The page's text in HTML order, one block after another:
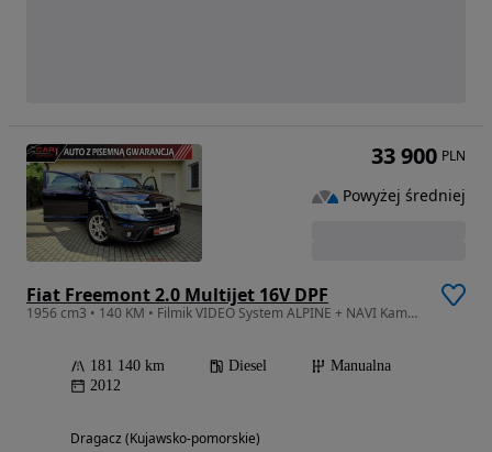
Fiat Freemont 2.0 Multijet 16V DPF
1956 cm3 • 140 KM • Filmik VIDEO System ALPINE + NAVI Kamera Zadbany
181 140 km Diesel
Manualna
2012
Dragacz (Kujawsko-pomorskie)
33 900 PLN
Powyżej średniej